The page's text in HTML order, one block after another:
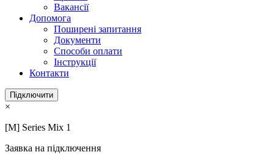
Вакансії
Допомога
Поширені запитання
Документи
Способи оплати
Інструкції
Контакти
Підключити
×
[M] Series Mix 1
Заявка на підключення